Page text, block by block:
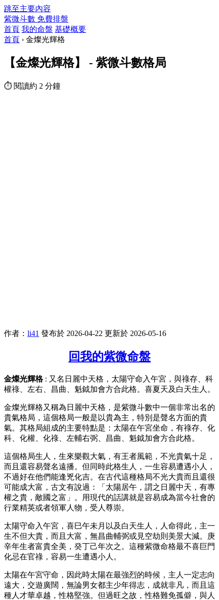
跳至主要內容
紫微斗數 免費排盤
首頁 我的命盤 基礎概要
首頁 › 金燦光輝格
【金燦光輝格】 - 紫微斗數格局
⏱ 閱讀約 2 分鐘
作者： li41 發布於 2026-04-22 更新於 2026-05-16
回我的紫微命盤
金燦光輝格: 又名日麗中天格，太陽守命入午宮，與祿存、科
權祿、左右、昌曲、魁鉞加會方合此格。喜夏天及白天生人。
金燦光輝格又稱為日麗中天格，是紫微斗數中一個非常出名的
貴氣格局，這個格局一般是以貴為主，特別是聲名方面的貴
氣。其格局組成的主要特點是：太陽在午宮坐命，有祿存、化
科、化權、化祿、左輔右弼、昌曲、魁鉞加會方合此格。
這個格局生人，生來樂觀大氣，有王者風範，不光貴氣十足，
而且還容易聲名遠播。但同時此格生人，一生容易遭遇小人，
不過好在他們能逢兇化吉。在古代這種格局不光大貴而且還很
可能成大富，古文有說過：「太陽居午，謂之日麗中天，有專
權之貴，敵國之富」。用現代的話講就是容易成為當今社會的
行業精英或者領軍人物，受人尊崇。
太陽守命入午宮，喜巳午未月以及白天生人，人命得此，主一
生不但大貴，而且大富，無昌曲輔弼或見空劫則美景大減。庚
辛年生者富貴全美，癸丁己年次之。這種紫微命格最不喜巨門
化忌在官祿，容易一生遭遇小人。
太陽在午宮守命，因此時太陽在最強烈的時候，主人一定志向
遠大，交遊廣闊，無論男女都主少年得志，成就非凡，而且這
種人才華卓越，性格堅強。但過旺之故，性格難免孤僻，與人